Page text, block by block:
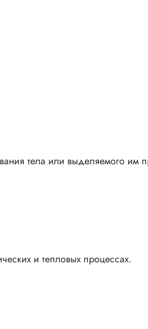
тела или выделяемого им
и тепловых процессах.